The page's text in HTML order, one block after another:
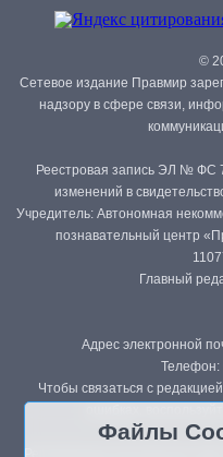
©
Сетевое издание Правмир
надзору в сфере связи,
Реестровая запись ЭЛ № ФС
изменений в
Учредитель: Автономная
познавательный центр
Главный
Адрес электронной
Телефон:
Чтобы связаться с
Републикация материалов
Файлы